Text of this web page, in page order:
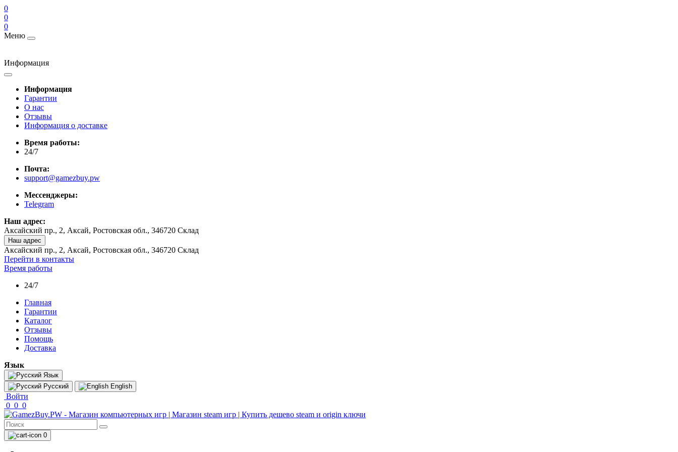
0
0
0
Меню
Информация
Информация
Гарантии
О нас
Отзывы
Информация о доставке
Время работы:
24/7
Почта:
support@gamezbuy.pw
Мессенджеры:
Telegram
Наш адрес:
Аксайский пр., 2, Аксай, Ростовская обл., 346720 Склад
Наш адрес
Аксайский пр., 2, Аксай, Ростовская обл., 346720 Склад
Перейти в контакты
Время работы
24/7
Главная
Гарантии
Каталог
Отзывы
Помощь
Доставка
Язык
Язык
Русский
English
Войти
0 0 0
0